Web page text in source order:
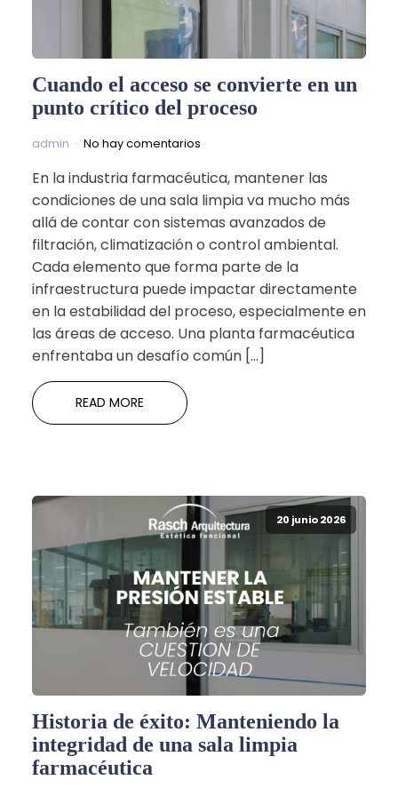
Cuando el acceso se convierte en un
punto crítico del proceso
admin No hay comentarios
En la industria farmacéutica, mantener las
condiciones de una sala limpia va mucho más
allá de contar con sistemas avanzados de
filtración, climatización o control ambiental.
Cada elemento que forma parte de la
infraestructura puede impactar directamente
en la estabilidad del proceso, especialmente en
las áreas de acceso. Una planta farmacéutica
enfrentaba un desafío común […]
READ MORE
20 junio 2026
Historia de éxito: Manteniendo la
integridad de una sala limpia
farmacéutica